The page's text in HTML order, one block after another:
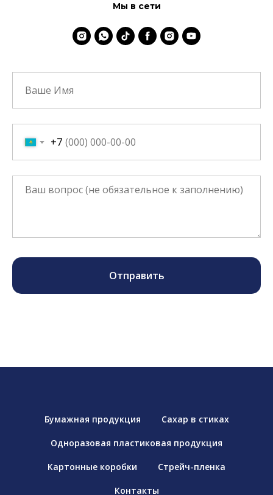
Мы в сети
+7
Отправить
Бумажная продукция Сахар в стиках
Одноразовая пластиковая продукция
Картонные коробки Стрейч-пленка
Контакты